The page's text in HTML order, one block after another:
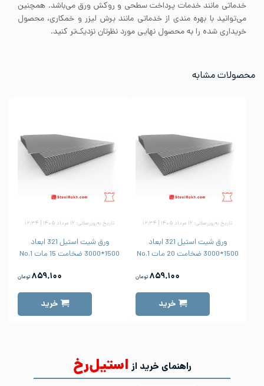
خدماتی مانند خدمات پرداخت سطحی و روکش ورق می‌باشد. همچنین
می‌توانید با بهره مندی از خدماتی مانند برش لیزر و خمکاری، محصول
خریداری شده را به محصول نهایی مورد نظرتان نزدیک‌تر کنید.
محصولات مشابه
تاریخ به‌روزرسانی: ۱۲ مرداد ۱۴۰۵ | ۱۶:۳۴
ورق شیت استیل 321 ابعاد
1500*3000 ضخامت 20 مات No.1
۸۵۹,۱۰۰ تومان
خرید
تاریخ به‌روزرسانی: ۱۲ مرداد ۱۴۰۵ | ۱۶:۳۴
ورق شیت استیل 321 ابعاد
1500*3000 ضخامت 15 مات No.1
۸۵۹,۱۰۰ تومان
خرید
راهنمای خرید از استیل‌رخ